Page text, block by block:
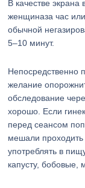
В качестве
женщиназа час
обычной
5–10 минут.
Непосредственно
желание
обследование
хорошо. Если
перед сеансом
мешали
употреблять в
капусту, бобовые,